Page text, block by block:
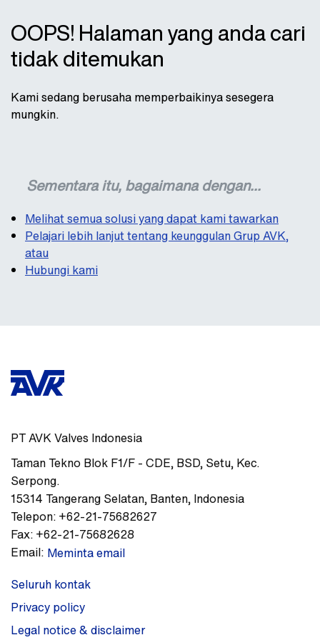
OOPS! Halaman yang anda cari
tidak ditemukan
Kami sedang berusaha memperbaikinya sesegera
mungkin.
Sementara itu, bagaimana dengan...
Melihat semua solusi yang dapat kami tawarkan
Pelajari lebih lanjut tentang keunggulan Grup AVK,
atau
Hubungi kami
PT AVK Valves Indonesia
Taman Tekno Blok F1/F - CDE, BSD, Setu, Kec.
Serpong.
15314 Tangerang Selatan, Banten, Indonesia
Telepon: +62-21-75682627
Fax: +62-21-75682628
Email: Meminta email
Seluruh kontak
Privacy policy
Legal notice & disclaimer